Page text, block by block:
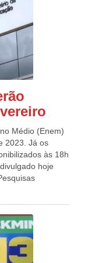
Médio (Enem)
2023. Já os
às 18h
hoje
foi aplicado nos
Os
do Inep. Já os
Mesmo com os
possível
o Enem utiliza